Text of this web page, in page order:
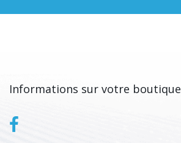
Informations sur votre boutique